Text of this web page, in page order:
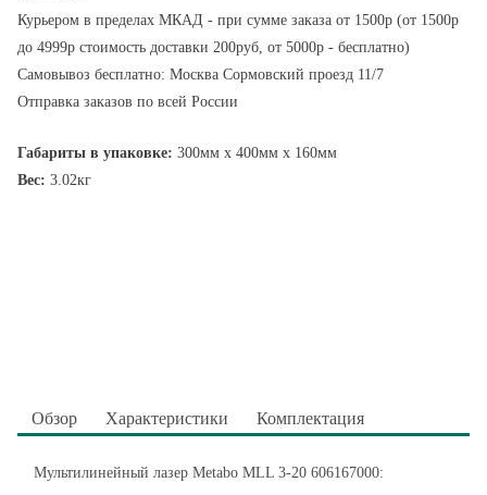
Курьером в пределах МКАД - при сумме заказа от 1500р (от 1500р
до 4999р стоимость доставки 200руб, от 5000р - бесплатно)
Самовывоз бесплатно: Москва Сормовский проезд 11/7
Отправка заказов по всей России
Габариты в упаковке: 300мм x 400мм x 160мм
Вес: 3.02кг
Обзор Характеристики Комплектация
Мультилинейный лазер Metabo MLL 3-20 606167000: